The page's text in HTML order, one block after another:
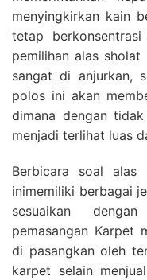
menyingkirkan kain
tetap
pemilihan alas
sangat di anjurkan,
polos ini akan
dimana dengan
menjadi terlihat luas
Berbicara soal alas
inimemiliki berbagai
sesuaikan
pemasangan Karpet
di pasangkan oleh
karpet selain